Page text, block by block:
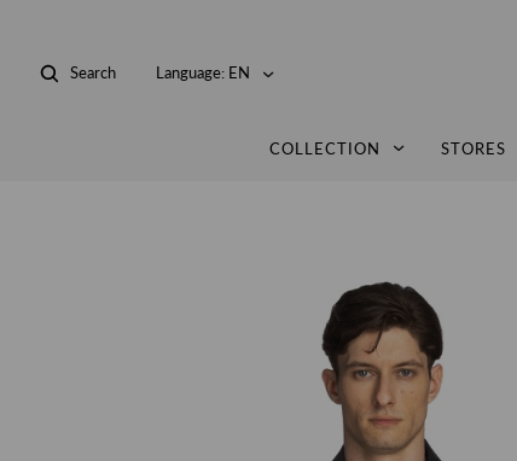
Search Language: EN
COLLECTION STORES